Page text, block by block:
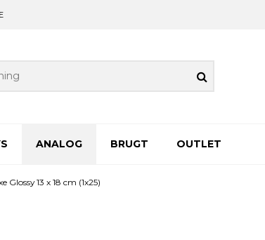
ANALOG BRUGT OUTLET
13 x 18 cm (1x25)